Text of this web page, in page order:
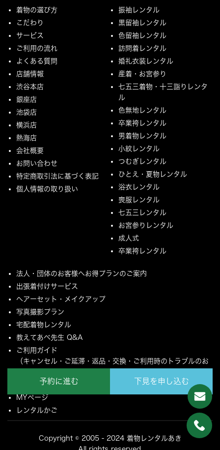
予約に進む 下見を申し込む
着物の選び方
こだわり
サービス
ご利用の流れ
よくある質問
店舗情報
渋谷本店
銀座店
池袋店
横浜店
熱海店
会社概要
お問い合わせ
特定商取引法に基づく表記
個人情報の取り扱い
振袖レンタル
黒留袖レンタル
色留袖レンタル
訪問着レンタル
婚礼衣装レンタル
産着・お宮参り
七五三着物・十三詣りレンタ
ル
色無地レンタル
卒業袴レンタル
男着物レンタル
小紋レンタル
つむぎレンタル
ひとえ・夏物レンタル
浴衣レンタル
喪服レンタル
七五三レンタル
お宮参りレンタル
成人式
卒業袴レンタル
法人・団体のお客様へお得プランのご案内
出張着付けサービス
ヘアーセット・メイクアップ
写真撮影プラン
宅配着物レンタル
教えてあべ先生 Q&A
ご利用ガイド
（キャンセル・ご延滞・返品・交換・ご利用時のトラブルのお
ご配送とご返却について
MYページ
レンタルかご
Copyright © 2005 - 2024 着物レンタルあき